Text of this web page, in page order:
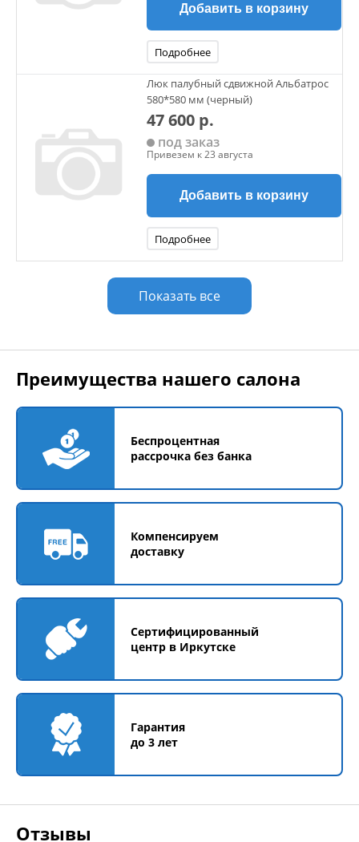
Добавить в корзину
Подробнее
Люк палубный сдвижной Альбатрос
580*580 мм (черный)
47 600 р.
под заказ
Привезем к 23 августа
Добавить в корзину
Подробнее
Показать все
Преимущества нашего салона
Беспроцентная
рассрочка без банка
Компенсируем
доставку
Сертифицированный
центр в Иркутске
Гарантия
до 3 лет
Отзывы